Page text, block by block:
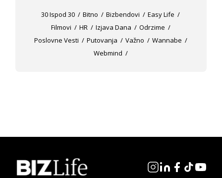
30 Ispod 30 Bitno Bizbendovi
Easy Life
Filmovi
HR Izjava Dana
Odrzime
Poslovne Vesti
Putovanja Važno
Wannabe
Webmind